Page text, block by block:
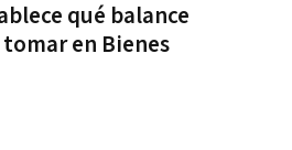
qué balance
en Bienes